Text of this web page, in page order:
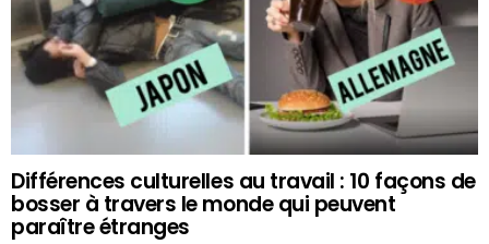
Différences culturelles au travail : 10 façons de
bosser à travers le monde qui peuvent
paraître étranges